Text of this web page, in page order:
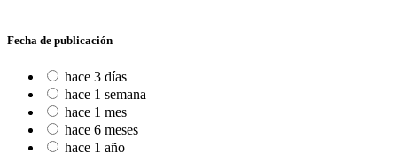
Fecha de publicación
hace 3 días
hace 1 semana
hace 1 mes
hace 6 meses
hace 1 año